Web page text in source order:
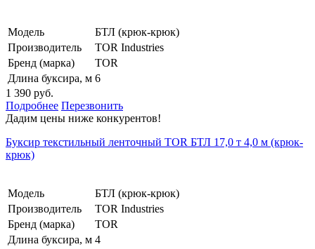
Модель
БТЛ (крюк-крюк)
Производитель
TOR Industries
Бренд (марка)
TOR
Длина буксира, м 6
1 390 руб.
Подробнее Перезвонить
Дадим цены ниже конкурентов!
Буксир текстильный ленточный TOR БТЛ 17,0 т 4,0 м (крюк-
крюк)
Модель
БТЛ (крюк-крюк)
Производитель
TOR Industries
Бренд (марка)
TOR
Длина буксира, м 4